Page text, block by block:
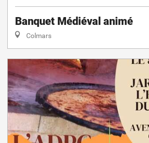
Banquet Médiéval animé
Colmars